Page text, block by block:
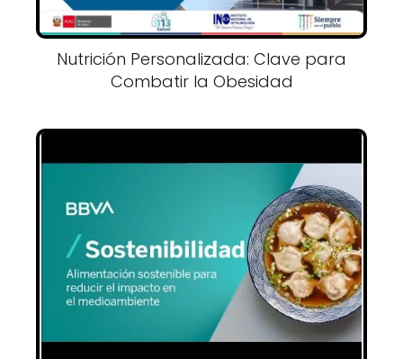
Nutrición Personalizada: Clave para
Combatir la Obesidad